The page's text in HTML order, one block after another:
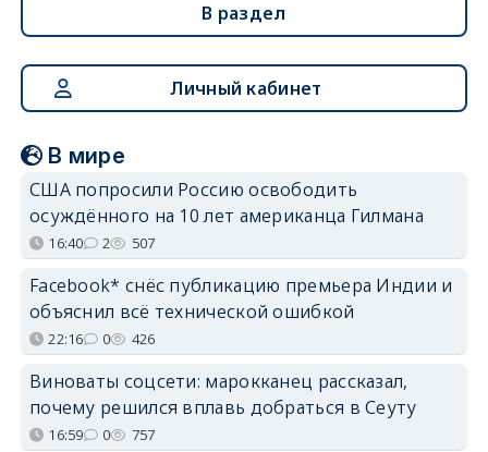
В раздел
Личный кабинет
В мире
США попросили Россию освободить
осуждённого на 10 лет американца Гилмана
16:40 2 507
Facebook* снёс публикацию премьера Индии и
объяснил всё технической ошибкой
22:16 0 426
Виноваты соцсети: марокканец рассказал,
почему решился вплавь добраться в Сеуту
16:59 0 757